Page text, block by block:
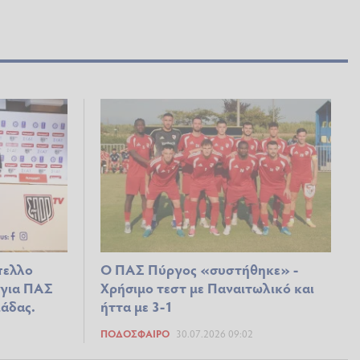
ΠΑΣ
Ο ΠΑΣ Πύργος «συστήθηκε» -
Χρήσιμο τεστ με Παναιτωλικό και
ήττα με 3-1
ΠΟΔΌΣΦΑΙΡΟ 30.07.2026 09:02